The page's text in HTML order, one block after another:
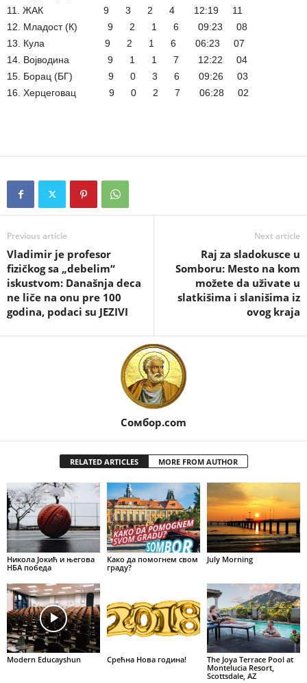
11. ЖАК 9 3 2 4 12:19 11
12. Младост (К) 9 2 1 6 09:23 08
13. Кула 9 2 1 6 06:23 07
14. Војводина 9 1 1 7 12:22 04
15. Борац (БГ) 9 0 3 6 09:26 03
16. Херцеговац 9 0 2 7 06:28 02
Previous article
Vladimir je profesor
fizičkog sa „debelim“
iskustvom: Današnja deca
ne liče na onu pre 100
godina, podaci su JEZIVI
Next article
Raj za sladokusce u
Somboru: Mesto na kom
možete da uživate u
slatkišima i slanišima iz
ovog kraja
Сомбор.com
RELATED ARTICLES MORE FROM AUTHOR
Никола Јокић и његова
НБА победа
Како да помогнем свом
граду?
July Morning
Modern Educayshun Срећна Нова година!
The Joya Terrace Pool at
Montelucia Resort,
Scottsdale, AZ